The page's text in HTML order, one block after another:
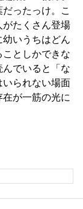
ったっけ。こ
たくさん登場
いうちはどん
としかできな
でいると「な
いられない場面
が一筋の光に